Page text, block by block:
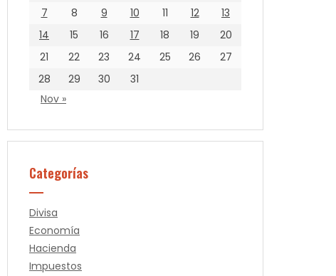
7
8 9 10 11 12
13
14
15 16 17 18 19
20
21
22 23 24 25 26
27
28
29 30
31
Nov »
Categorías
Divisa
Economía
Hacienda
Impuestos